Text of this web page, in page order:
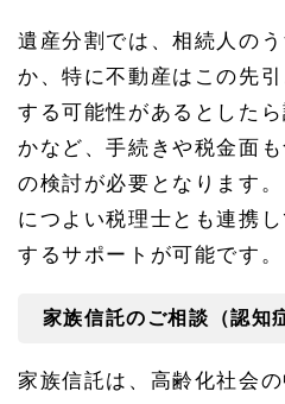
遺産分割では、相続人の
か、特に不動産はこの先
する可能性があるとした
かなど、手続きや税金面
の検討が必要となります
につよい税理士とも連携
するサポートが可能です。
家族信託のご相談（認知
家族信託は、高齢化社会